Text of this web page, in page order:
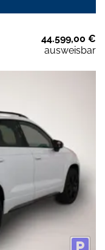
44.599,00 €
ausweisbar